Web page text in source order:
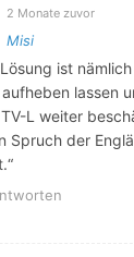
2 Monate zuvor
Misi
ist
lassen
L weiter
Spruch der